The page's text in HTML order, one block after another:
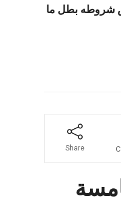
شروطه بطل ما
Share